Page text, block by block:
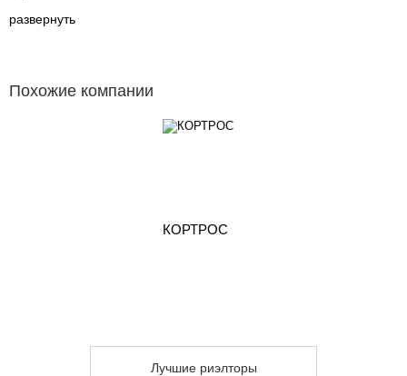
развернуть
Похожие компании
КОРТРОС
Лучшие риэлторы